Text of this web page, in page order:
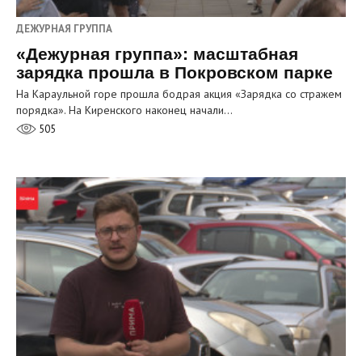
ДЕЖУРНАЯ ГРУППА
«Дежурная группа»: масштабная
зарядка прошла в Покровском парке
На Караульной горе прошла бодрая акция «Зарядка со стражем
порядка». На Киренского наконец начали…
505